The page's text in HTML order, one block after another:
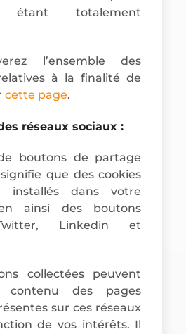
étant totalement
l’ensemble des
à la finalité de
cette page.
réseaux sociaux :
boutons de partage
que des cookies
installés dans votre
ainsi des boutons
Linkedin et
collectées peuvent
contenu des pages
sur ces réseaux
de vos intérêts. Il